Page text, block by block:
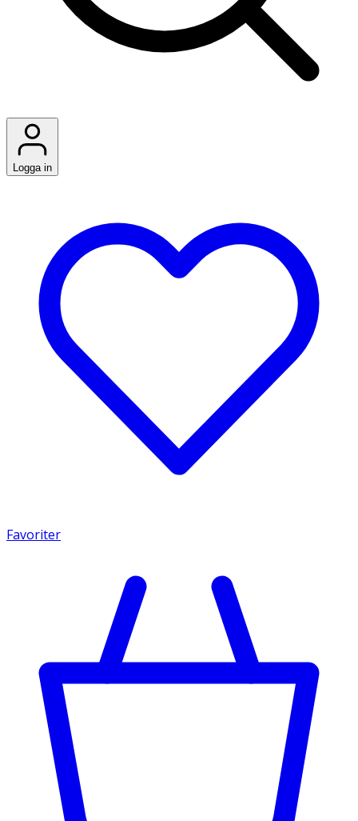
Logga in
Favoriter